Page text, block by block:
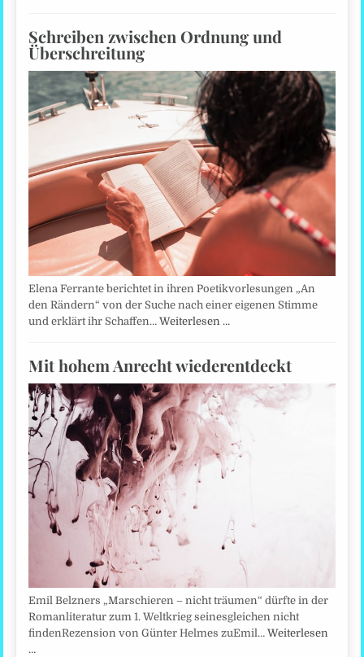
Schreiben zwischen Ordnung und
Überschreitung
Elena Ferrante berichtet in ihren Poetikvorlesungen „An
den Rändern“ von der Suche nach einer eigenen Stimme
und erklärt ihr Schaffen…Weiterlesen …
Mit hohem Anrecht wiederentdeckt
Emil Belzners „Marschieren – nicht träumen“ dürfte in der
Romanliteratur zum 1. Weltkrieg seinesgleichen nicht
findenRezension von Günter Helmes zuEmil…Weiterlesen
…